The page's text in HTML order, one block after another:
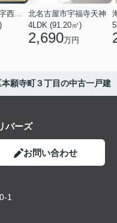
海部郡大治町大字西條字北屋敷
北名古屋市宇福寺天神
4LDK (91.20㎡)
2,690万円
願寺町３丁目の中古一戸建
バーズ
お問い合わせ
1